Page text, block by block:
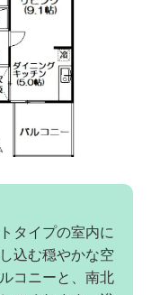
タイプの室内に
込む穏やかな空
コニーと、南北